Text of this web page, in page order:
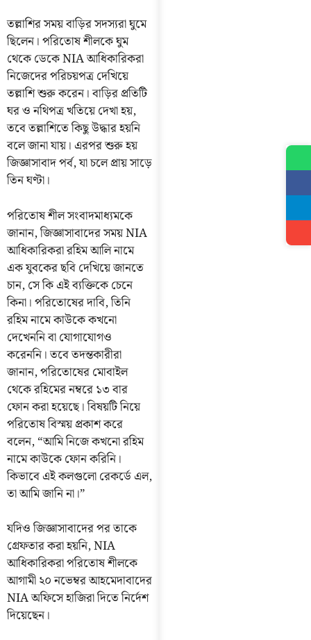
তল্লাশির সময় বাড়ির সদস্যরা ঘুমে
ছিলেন। পরিতোষ শীলকে ঘুম
থেকে ডেকে NIA আধিকারিকরা
নিজেদের পরিচয়পত্র দেখিয়ে
তল্লাশি শুরু করেন। বাড়ির প্রতিটি
ঘর ও নথিপত্র খতিয়ে দেখা হয়,
তবে তল্লাশিতে কিছু উদ্ধার হয়নি
বলে জানা যায়। এরপর শুরু হয়
জিজ্ঞাসাবাদ পর্ব, যা চলে প্রায় সাড়ে
তিন ঘণ্টা।
পরিতোষ শীল সংবাদমাধ্যমকে
জানান, জিজ্ঞাসাবাদের সময় NIA
আধিকারিকরা রহিম আলি নামে
এক যুবকের ছবি দেখিয়ে জানতে
চান, সে কি এই ব্যক্তিকে চেনে
কিনা। পরিতোষের দাবি, তিনি
রহিম নামে কাউকে কখনো
দেখেননি বা যোগাযোগও
করেননি। তবে তদন্তকারীরা
জানান, পরিতোষের মোবাইল
থেকে রহিমের নম্বরে ১৩ বার
ফোন করা হয়েছে। বিষয়টি নিয়ে
পরিতোষ বিস্ময় প্রকাশ করে
বলেন, “আমি নিজে কখনো রহিম
নামে কাউকে ফোন করিনি।
কিভাবে এই কলগুলো রেকর্ডে এল,
তা আমি জানি না।”
যদিও জিজ্ঞাসাবাদের পর তাকে
গ্রেফতার করা হয়নি, NIA
আধিকারিকরা পরিতোষ শীলকে
আগামী ২০ নভেম্বর আহমেদাবাদের
NIA অফিসে হাজিরা দিতে নির্দেশ
দিয়েছেন।